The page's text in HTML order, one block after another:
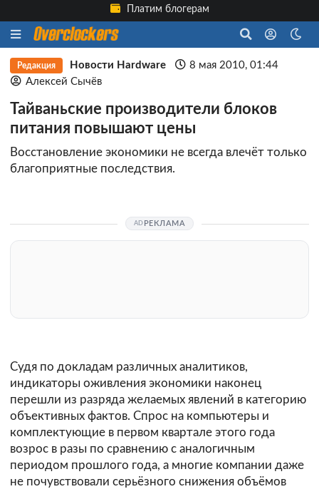
Платим блогерам
Редакция Новости Hardware
8 мая 2010, 01:44
Алексей Сычёв
Тайваньские производители блоков
питания повышают цены
Восстановление экономики не всегда влечёт только
благоприятные последствия.
РЕКЛАМА
Судя по докладам различных аналитиков,
индикаторы оживления экономики наконец
перешли из разряда желаемых явлений в категорию
объективных фактов. Спрос на компьютеры и
комплектующие в первом квартале этого года
возрос в разы по сравнению с аналогичным
периодом прошлого года, а многие компании даже
не почувствовали серьёзного снижения объёмов